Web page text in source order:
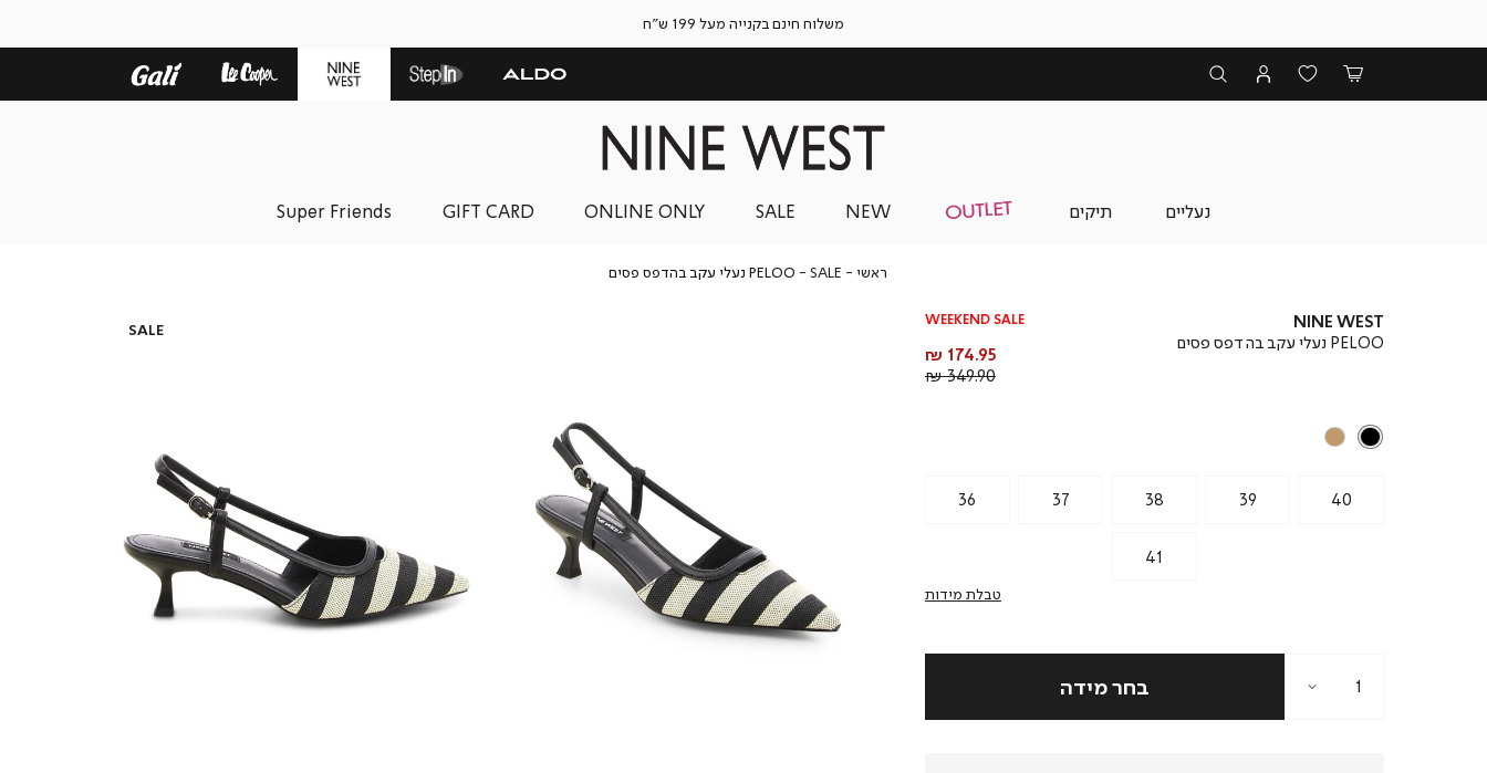
משלוח חינם בקנייה מעל 199 ש"ח
נעליים תיקים NEW
SALE
ONLINE ONLY
GIFT CARD
Super Friends
ראשי ראשי
SALE
SALE
PELOO נעלי עקב בהדפס פסים
PELOO
NINE WEST
PELOO נעלי עקב בהדפס פסים
WEEKEND SALE
מחיר
מוצר
174.95 ₪
מחיר
349.90 ₪
36 37 38 39 40
41
טבלת מידות
SALE